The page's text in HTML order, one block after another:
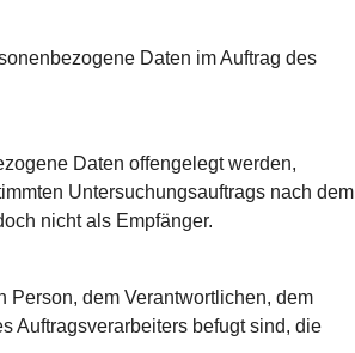
Daten im Auftrag des
Daten offengelegt werden,
Untersuchungsauftrags nach dem
nicht als Empfänger.
Person, dem Verantwortlichen, dem
Auftragsverarbeiters befugt sind, die